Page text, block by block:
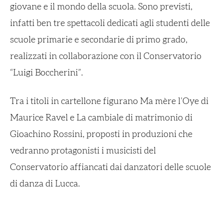
giovane e il mondo della scuola. Sono previsti,
infatti ben tre spettacoli dedicati agli studenti delle
scuole primarie e secondarie di primo grado,
realizzati in collaborazione con il Conservatorio
“Luigi Boccherini”.
Tra i titoli in cartellone figurano Ma mère l’Oye di
Maurice Ravel e La cambiale di matrimonio di
Gioachino Rossini, proposti in produzioni che
vedranno protagonisti i musicisti del
Conservatorio affiancati dai danzatori delle scuole
di danza di Lucca.